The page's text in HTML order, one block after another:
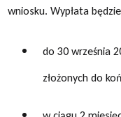
wniosku. Wypłata
do 30 września
złożonych do